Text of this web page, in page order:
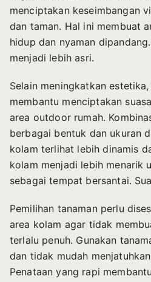
menciptakan keseimbangan
dan taman. Hal ini membuat
hidup dan nyaman
menjadi lebih asri.
Selain meningkatkan
membantu menciptakan
area outdoor rumah.
berbagai bentuk dan ukuran
kolam terlihat lebih dinamis
kolam menjadi lebih menarik
sebagai tempat bersantai.
Pemilihan tanaman perlu
area kolam agar tidak
terlalu penuh. Gunakan
dan tidak mudah
Penataan yang rapi